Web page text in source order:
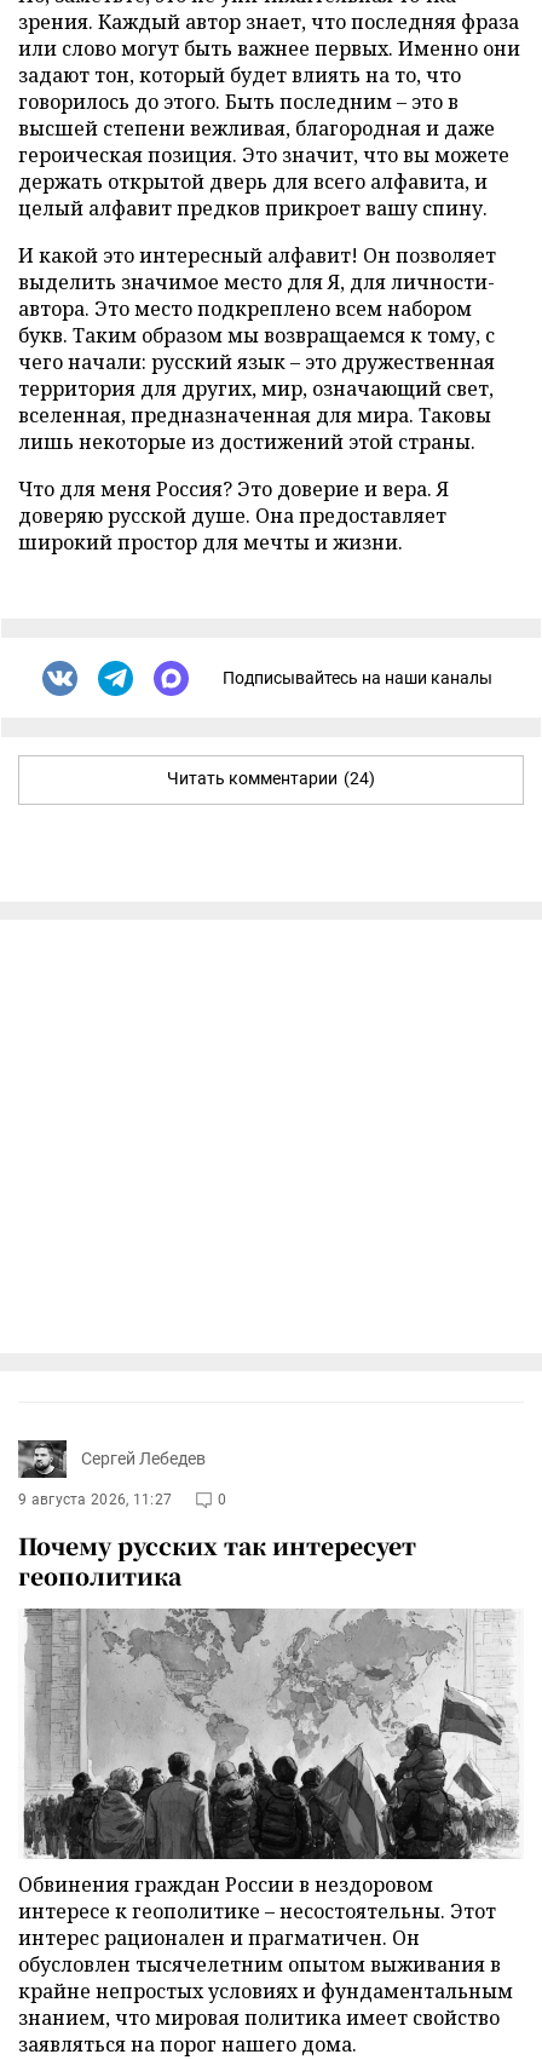
зрения. Каждый автор знает, что последняя фраза
или слово могут быть важнее первых. Именно они
задают тон, который будет влиять на то, что
говорилось до этого. Быть последним – это в
высшей степени вежливая, благородная и даже
героическая позиция. Это значит, что вы можете
держать открытой дверь для всего алфавита, и
целый алфавит предков прикроет вашу спину.
И какой это интересный алфавит! Он позволяет
выделить значимое место для Я, для личности-
автора. Это место подкреплено всем набором
букв. Таким образом мы возвращаемся к тому, с
чего начали: русский язык – это дружественная
территория для других, мир, означающий свет,
вселенная, предназначенная для мира. Таковы
лишь некоторые из достижений этой страны.
Что для меня Россия? Это доверие и вера. Я
доверяю русской душе. Она предоставляет
широкий простор для мечты и жизни.
Подписывайтесь на наши каналы
Читать комментарии (24)
Сергей Лебедев
9 августа 2026, 11:27 0
Почему русских так интересует
геополитика
Обвинения граждан России в нездоровом
интересе к геополитике – несостоятельны. Этот
интерес рационален и прагматичен. Он
обусловлен тысячелетним опытом выживания в
крайне непростых условиях и фундаментальным
знанием, что мировая политика имеет свойство
заявляться на порог нашего дома.